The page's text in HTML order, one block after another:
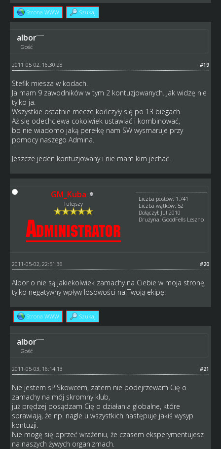
Strona WWW Szukaj
albor
Gość
#19
2011-05-02, 16:30:28
Stefik miesza w kodach.
Ja mam 9 zawodników w tym 2 kontuzjowanych. Jak widzę nie
tylko ja.
Wszystkie ostatnie mecze kończyły się po 13 biegach.
Aż się odechciewa cokolwiek ustawiać i kombinować,
bo nie wiadomo jaką perełkę nam SW wysmaruje przy
pomocy naszego Admina.
Jeszcze jeden kontuzjowany i nie mam kim jechać.
GM_Kuba
Tutejszy
Liczba postów: 1,741
Liczba wątków: 52
Dołączył: Jul 2010
Drużyna: GoodFells Leszno
#20
2011-05-02, 22:51:36
Albor o nie są jakiekolwiek zamachy na Ciebie w moja stronę,
tylko negatywny wpływ losowości na Twoją ekipę.
Strona WWW Szukaj
albor
Gość
#21
2011-05-03, 16:14:13
Nie jestem sPISkowcem, zatem nie podejrzewam Cię o
zamachy na mój skromny klub,
już prędzej posądzam Cię o działania globalne, które
sprawiają, że np. nagle u wszystkich następuje jakiś wysyp
kontuzji.
Nie mogę się oprzeć wrażeniu, że czasem eksperymentujesz
na naszych żywych organizmach.